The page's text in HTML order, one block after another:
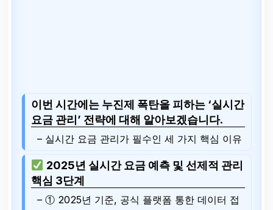
이번 시간에는 누진제 폭탄을 피하는 ‘실시간
요금 관리’ 전략에 대해 알아보겠습니다.
– 실시간 요금 관리가 필수인 세 가지 핵심 이유
2025년 실시간 요금 예측 및 선제적 관리
핵심 3단계
– ① 2025년 기준, 공식 플랫폼 통한 데이터 접